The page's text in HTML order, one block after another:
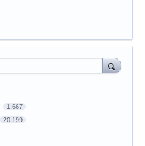
1,667
20,199